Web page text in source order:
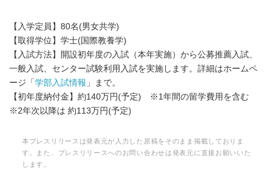
【入学定員】80名(男女共学)
【取得学位】学士(国際教養学)
【入試方法】開設初年度の入試（本年実施）から公募推薦入試、
一般入試、センター試験利用入試を実施します。詳細はホームペ
ージ「 学部入試情報 」まで。
【初年度納付金】約140万円(予定) ※1年間の留学費用を含む
※2年次以降は 約113万円(予定)
本プレスリリースは発表元が入力した原稿をそのまま掲載しておりま
す。また、プレスリリースへのお問い合わせは発表元に直接お願いいた
します。